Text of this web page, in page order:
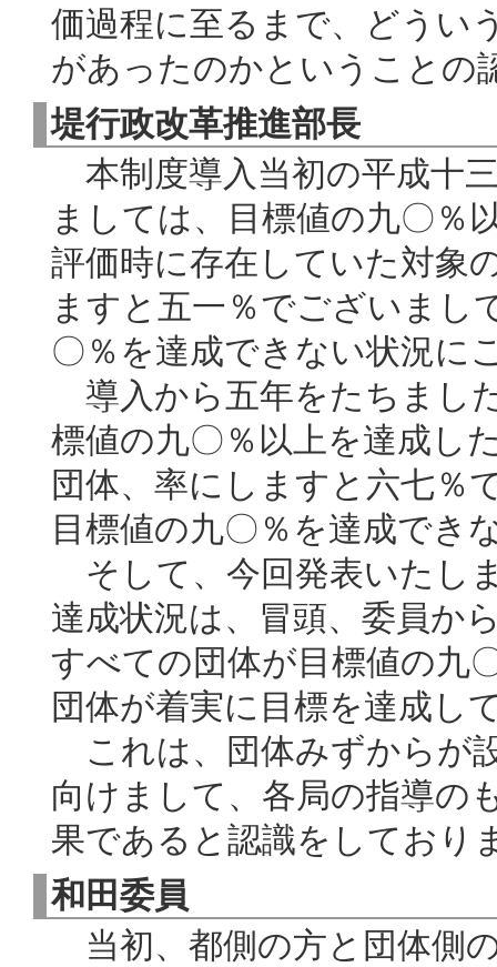
価過程に至るまで、どうい
があったのかということの
堤行政改革推進部長
本制度導入当初の平成十
ましては、目標値の九〇％
評価時に存在していた対象
ますと五一％でございまし
〇％を達成できない状況に
導入から五年をたちまし
標値の九〇％以上を達成し
団体、率にしますと六七％
目標値の九〇％を達成でき
そして、今回発表いたし
達成状況は、冒頭、委員か
すべての団体が目標値の九
団体が着実に目標を達成し
これは、団体みずからが
向けまして、各局の指導の
果であると認識をしており
和田委員
当初、都側の方と団体側